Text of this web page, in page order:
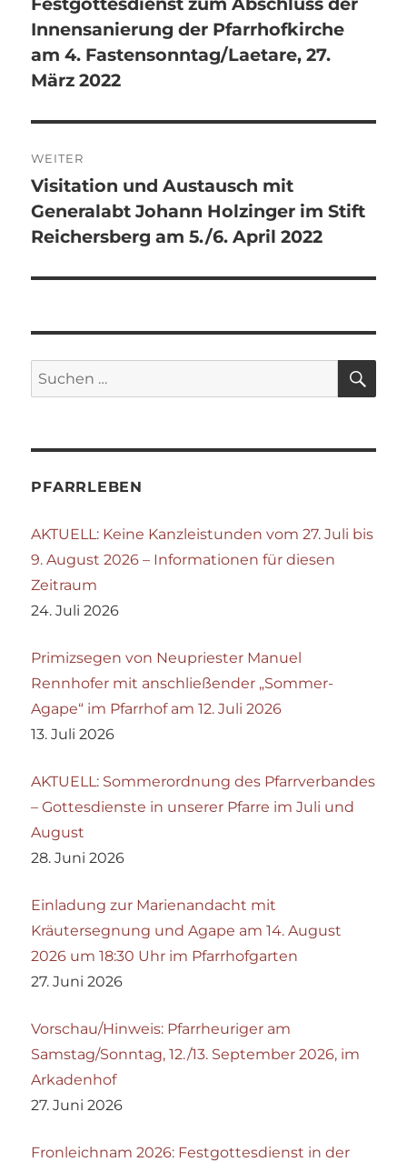
Vorheriger
Beitrag:
Innensanierung der Pfarrhofkirche
am 4. Fastensonntag/Laetare, 27.
März 2022
WEITER
Nächster
Beitrag:
Visitation und Austausch mit
Generalabt Johann Holzinger im Stift
Reichersberg am 5./6. April 2022
Suchen
nach:
PFARRLEBEN
AKTUELL: Keine Kanzleistunden vom 27. Juli bis
9. August 2026 – Informationen für diesen
Zeitraum
24. Juli 2026
Primizsegen von Neupriester Manuel
Rennhofer mit anschließender „Sommer-
Agape“ im Pfarrhof am 12. Juli 2026
13. Juli 2026
AKTUELL: Sommerordnung des Pfarrverbandes
– Gottesdienste in unserer Pfarre im Juli und
August
28. Juni 2026
Einladung zur Marienandacht mit
Kräutersegnung und Agape am 14. August
2026 um 18:30 Uhr im Pfarrhofgarten
27. Juni 2026
Vorschau/Hinweis: Pfarrheuriger am
Samstag/Sonntag, 12./13. September 2026, im
Arkadenhof
27. Juni 2026
Fronleichnam 2026: Festgottesdienst in der